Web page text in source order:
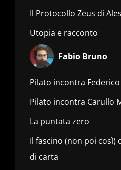
Il Protocollo Zeus di
Utopia e racconto
Fabio Bruno
Pilato incontra
Pilato incontra Carullo
La puntata zero
Il fascino (non poi così)
di carta